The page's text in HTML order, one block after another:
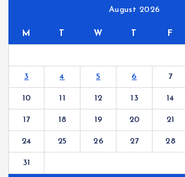
August 2026
M W F
3 4 5 6 7
10 11 12 13 14
17 18 19 20 21
24 25 26 27 28
31